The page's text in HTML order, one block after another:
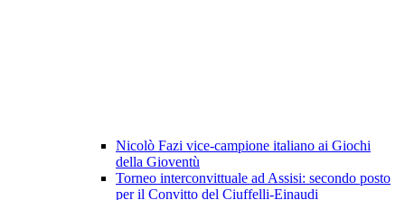
Nicolò Fazi vice-campione italiano ai Giochi
della Gioventù
Torneo interconvittuale ad Assisi: secondo posto
per il Convitto del Ciuffelli-Einaudi